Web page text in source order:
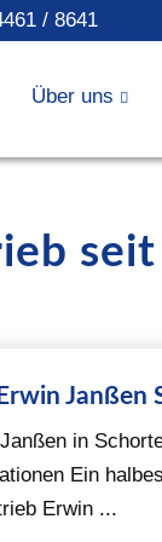
/ 8641
Über uns
seit
Janßen
in
Ein
Erwin ...